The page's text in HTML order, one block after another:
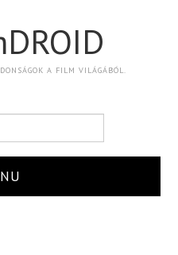
A FILM VILÁGÁBÓL.